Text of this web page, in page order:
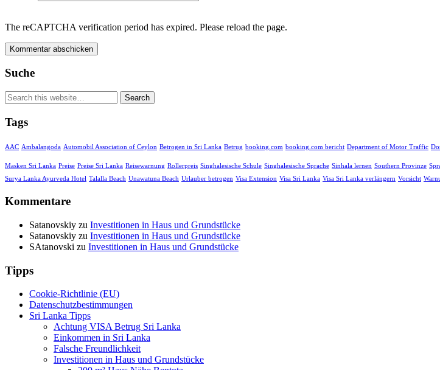
The reCAPTCHA verification period has expired. Please reload the page.
Suche
Tags
AAC Ambalangoda Automobil Association of Ceylon Betrogen in Sri Lanka Betrug booking.com booking.com bericht Department of Motor Traffic
Masken Sri Lanka Preise Preise Sri Lanka Reisewarnung Rollerpreis Singhalesische Schule Singhalesische Sprache Sinhala lernen Southern Provinze
Surya Lanka Ayurveda Hotel Talalla Beach Unawatuna Beach Urlauber betrogen Visa Extension Visa Sri Lanka Visa Sri Lanka verlängern Vorsicht
Kommentare
Satanovskiy zu Investitionen in Haus und Grundstücke
Satanovskiy zu Investitionen in Haus und Grundstücke
SAtanovski zu Investitionen in Haus und Grundstücke
Tipps
Cookie-Richtlinie (EU)
Datenschutzbestimmungen
Sri Lanka Tipps
Achtung VISA Betrug Sri Lanka
Einkommen in Sri Lanka
Falsche Freundlichkeit
Investitionen in Haus und Grundstücke